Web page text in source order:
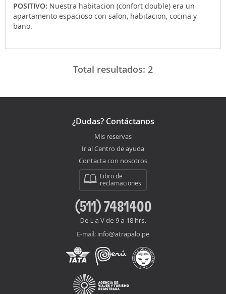
POSITIVO: Nuestra habitacion (confort double) era un
apartamento espacioso con salon, habitacion, cocina y
bano.
Total resultados: 2
¿Dudas? Contáctanos
Mis reservas
Ir al Centro de ayuda
Contacta con nosotros
Libro de
reclamaciones
(511) 7481400
De L a V de 9 a 18 hrs.
E-mail: info@atrapalo.pe